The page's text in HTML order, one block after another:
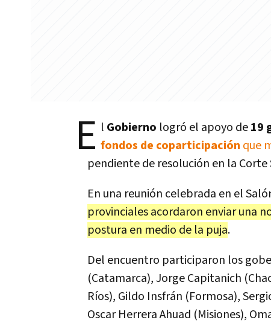
E l Gobierno logró el apoyo de19
fondos de coparticipación que
pendiente de resolución en la Corte
En una reunión celebrada en el
provinciales acordaron enviar una
postura en medio de la puja.
Del encuentro participaron los
(Catamarca), Jorge Capitanich
Ríos), Gildo Insfrán (Formosa),
Oscar Herrera Ahuad (Misiones),